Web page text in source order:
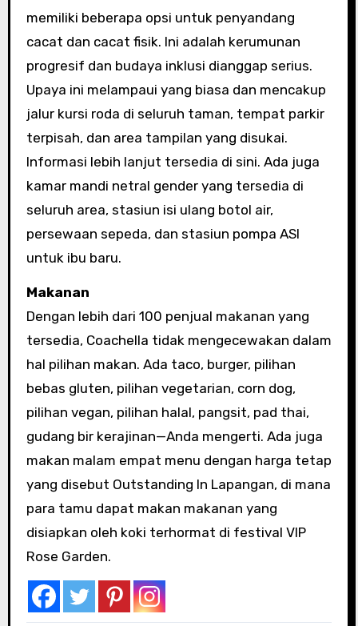
memiliki beberapa opsi untuk penyandang
cacat dan cacat fisik. Ini adalah kerumunan
progresif dan budaya inklusi dianggap serius.
Upaya ini melampaui yang biasa dan mencakup
jalur kursi roda di seluruh taman, tempat parkir
terpisah, dan area tampilan yang disukai.
Informasi lebih lanjut tersedia di sini. Ada juga
kamar mandi netral gender yang tersedia di
seluruh area, stasiun isi ulang botol air,
persewaan sepeda, dan stasiun pompa ASI
untuk ibu baru.
Makanan
Dengan lebih dari 100 penjual makanan yang
tersedia, Coachella tidak mengecewakan dalam
hal pilihan makan. Ada taco, burger, pilihan
bebas gluten, pilihan vegetarian, corn dog,
pilihan vegan, pilihan halal, pangsit, pad thai,
gudang bir kerajinan—Anda mengerti. Ada juga
makan malam empat menu dengan harga tetap
yang disebut Outstanding In Lapangan, di mana
para tamu dapat makan makanan yang
disiapkan oleh koki terhormat di festival VIP
Rose Garden.